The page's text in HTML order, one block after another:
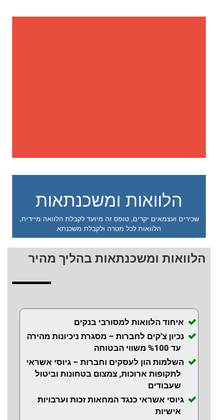
הלוואות ומשכנתאות
שכירים ועצמאים יקרים, טופס זה מיועד לקבלת הלוואה מיידית,
הלוואות לכל מטרה ולקבלת משכנתא
הלוואות ומשכנתאות בהליך מהיר
איחוד הלוואות למסורבי בנקים
נכיון צ'קים לחברות – מסגרת ניכיונות מהירה
עד %100 משווי הבטוחה
השלמות הון לעסקים וחברות – גיוסי אשראי
לתקופות ארוכות, צמצום בטחונות וביטול
שעבודים
גיוסי אשראי כנגד המחאות זכות וערבויות
אישיות